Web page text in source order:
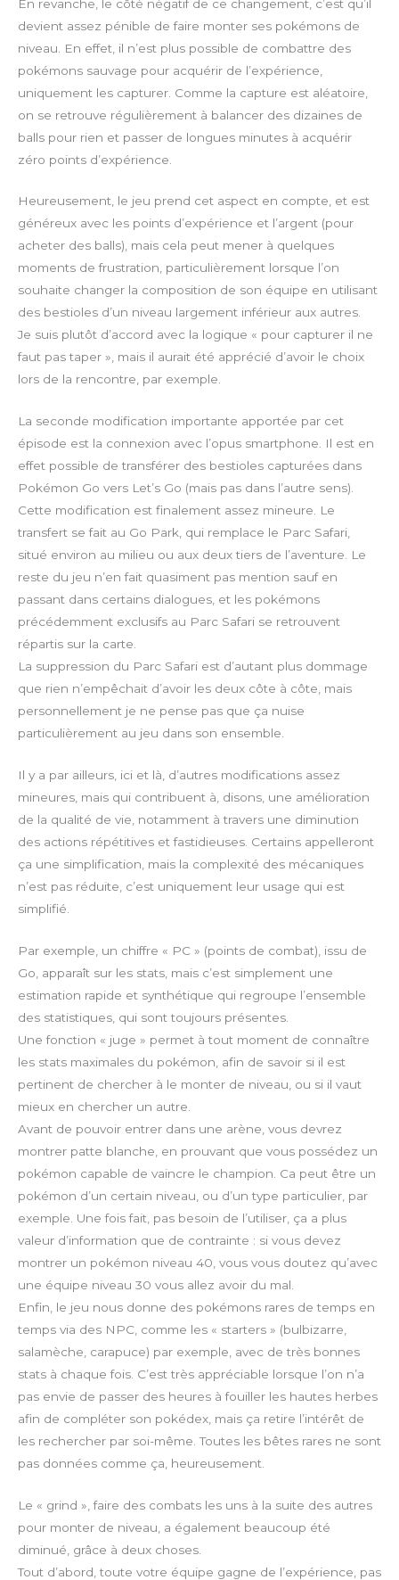
En revanche, le côté négatif de ce changement, c’est qu’il
devient assez pénible de faire monter ses pokémons de
niveau. En effet, il n’est plus possible de combattre des
pokémons sauvage pour acquérir de l’expérience,
uniquement les capturer. Comme la capture est aléatoire,
on se retrouve régulièrement à balancer des dizaines de
balls pour rien et passer de longues minutes à acquérir
zéro points d’expérience.
Heureusement, le jeu prend cet aspect en compte, et est
généreux avec les points d’expérience et l’argent (pour
acheter des balls), mais cela peut mener à quelques
moments de frustration, particulièrement lorsque l’on
souhaite changer la composition de son équipe en utilisant
des bestioles d’un niveau largement inférieur aux autres.
Je suis plutôt d’accord avec la logique « pour capturer il ne
faut pas taper », mais il aurait été apprécié d’avoir le choix
lors de la rencontre, par exemple.
La seconde modification importante apportée par cet
épisode est la connexion avec l’opus smartphone. Il est en
effet possible de transférer des bestioles capturées dans
Pokémon Go vers Let’s Go (mais pas dans l’autre sens).
Cette modification est finalement assez mineure. Le
transfert se fait au Go Park, qui remplace le Parc Safari,
situé environ au milieu ou aux deux tiers de l’aventure. Le
reste du jeu n’en fait quasiment pas mention sauf en
passant dans certains dialogues, et les pokémons
précédemment exclusifs au Parc Safari se retrouvent
répartis sur la carte.
La suppression du Parc Safari est d’autant plus dommage
que rien n’empêchait d’avoir les deux côte à côte, mais
personnellement je ne pense pas que ça nuise
particulièrement au jeu dans son ensemble.
Il y a par ailleurs, ici et là, d’autres modifications assez
mineures, mais qui contribuent à, disons, une amélioration
de la qualité de vie, notamment à travers une diminution
des actions répétitives et fastidieuses. Certains appelleront
ça une simplification, mais la complexité des mécaniques
n’est pas réduite, c’est uniquement leur usage qui est
simplifié.
Par exemple, un chiffre « PC » (points de combat), issu de
Go, apparaît sur les stats, mais c’est simplement une
estimation rapide et synthétique qui regroupe l’ensemble
des statistiques, qui sont toujours présentes.
Une fonction « juge » permet à tout moment de connaître
les stats maximales du pokémon, afin de savoir si il est
pertinent de chercher à le monter de niveau, ou si il vaut
mieux en chercher un autre.
Avant de pouvoir entrer dans une arène, vous devrez
montrer patte blanche, en prouvant que vous possédez un
pokémon capable de vaincre le champion. Ca peut être un
pokémon d’un certain niveau, ou d’un type particulier, par
exemple. Une fois fait, pas besoin de l’utiliser, ça a plus
valeur d’information que de contrainte : si vous devez
montrer un pokémon niveau 40, vous vous doutez qu’avec
une équipe niveau 30 vous allez avoir du mal.
Enfin, le jeu nous donne des pokémons rares de temps en
temps via des NPC, comme les « starters » (bulbizarre,
salamèche, carapuce) par exemple, avec de très bonnes
stats à chaque fois. C’est très appréciable lorsque l’on n’a
pas envie de passer des heures à fouiller les hautes herbes
afin de compléter son pokédex, mais ça retire l’intérêt de
les rechercher par soi-même. Toutes les bêtes rares ne sont
pas données comme ça, heureusement.
Le « grind », faire des combats les uns à la suite des autres
pour monter de niveau, a également beaucoup été
diminué, grâce à deux choses.
Tout d’abord, toute votre équipe gagne de l’expérience, pas